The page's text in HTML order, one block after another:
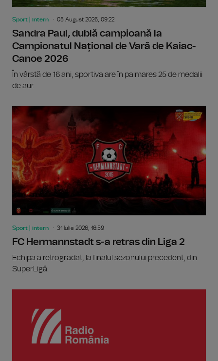
Sport | intern 05 August 2026, 09:22
Sandra Paul, dublă campioană la
Campionatul Național de Vară de Kaiac-
Canoe 2026
În vârstă de 16 ani, sportiva are în palmares 25 de medalii
de aur.
Sport | intern 31 Iulie 2026, 16:59
FC Hermannstadt s-a retras din Liga 2
Echipa a retrogradat, la finalul sezonului precedent, din
SuperLigă.